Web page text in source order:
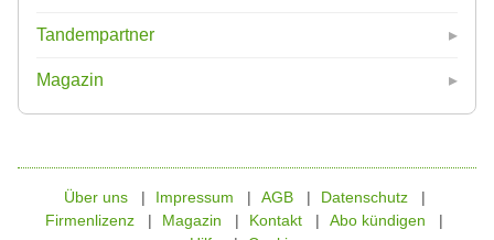
Tandempartner
Magazin
Über uns Impressum AGB
Datenschutz
Firmenlizenz
Magazin Kontakt
Abo kündigen